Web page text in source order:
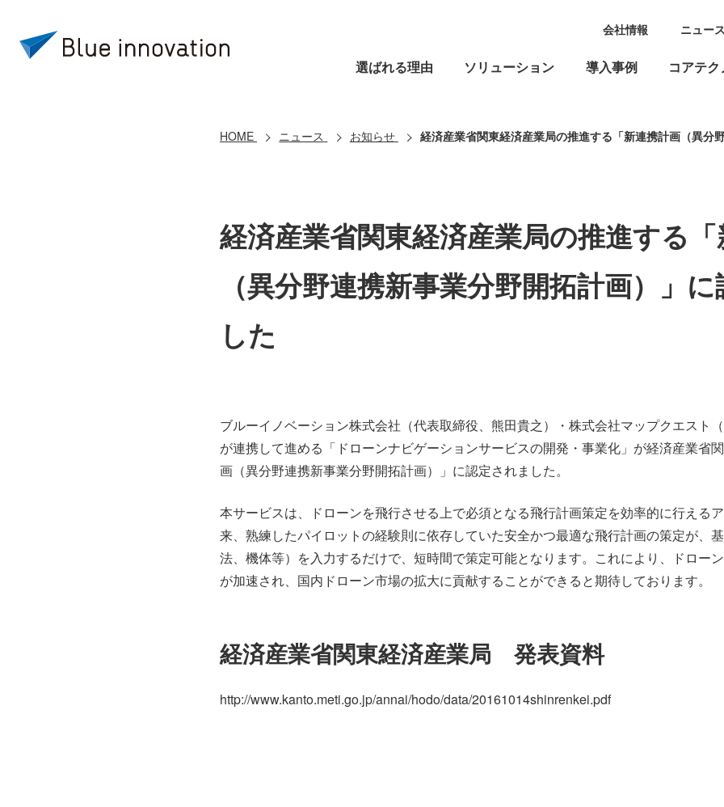
選ばれる理由 ソリューション 導入事例 コアテ
会社情報 ニュー
HOME ニュース お知らせ 経済産業省関東経済産業局の推進する「新連携計画（異分野連携新事業分
経済産業省関東経済産業局の推進する
（異分野連携新事業分野開拓計画）」
した
ブルーイノベーション株式会社（代表取締役、熊田貴之）・株式会社マップクエスト
が連携して進める「ドローンナビゲーションサービスの開発・事業化」が経済産業省
画（異分野連携新事業分野開拓計画）」に認定されました。
本サービスは、ドローンを飛行させる上で必須となる飛行計画策定を効率的に行える
来、熟練したパイロットの経験則に依存していた安全かつ最適な飛行計画の策定が、
法、機体等）を入力するだけで、短時間で策定可能となります。これにより、ドロー
が加速され、国内ドローン市場の拡大に貢献することができると期待しております。
経済産業省関東経済産業局 発表資料
http://www.kanto.meti.go.jp/annai/hodo/data/20161014shinrenkei.pdf